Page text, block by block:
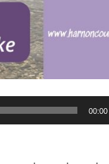
00:00